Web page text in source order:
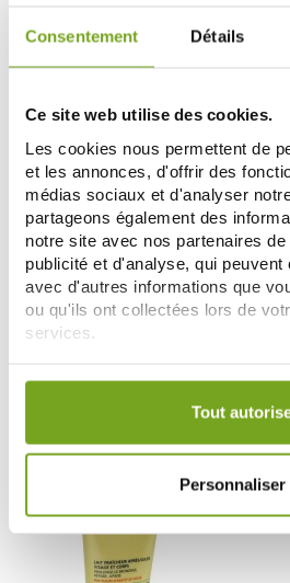
Consentement Détails
Ce site web utilise des cookies.
Les cookies nous permettent de
et les annonces, d'offrir des
médias sociaux et d'analyser
partageons également des
notre site avec nos partenaires
publicité et d'analyse, qui
avec d'autres informations que
ou qu'ils ont collectées lors de
services.
Votre choix de consentement est
Tout
Personnaliser
NUXE
NUXE MEN DÉODORANT
PROTECTION 24H 50 ML
-20%